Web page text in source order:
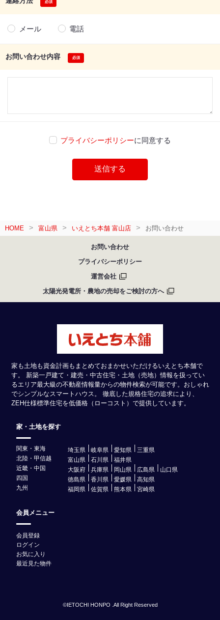
メール 電話
お問い合わせ内容
プライバシーポリシーに同意する
HOME 富山県 いえとち本舗 富山店 お問い合わせ
お問い合わせ
プライバシーポリシー
運営会社
太陽光発電所・農地の売却をご検討の方へ
家も土地も資金計画もまとめておまかせいただけるいえとち本舗で
す。 新築一戸建て・建売・中古住宅・土地（売地）情報を扱ってい
るエリア最大級の不動産情報量からの物件検索が可能です。おしゃれ
でシンプルなスマートハウス。 徹底した規格住宅の追求により、
ZEH仕様標準住宅を低価格（ローコスト）で提供しています。
家・土地を探す
関東・東海 埼玉県 岐阜県 愛知県
三重県
北陸・甲信越
富山県 石川県
福井県
近畿・中国
大阪府 兵庫県 岡山県 広島県
山口県
四国
徳島県 香川県 愛媛県
高知県
九州
福岡県 佐賀県 熊本県 宮崎県
会員メニュー
会員登録
ログイン
お気に入り
最近見た物件
©IETOCHI HONPO .All Right Reserved